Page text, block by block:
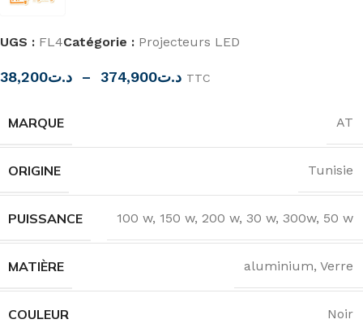
UGS : FL4Catégorie : Projecteurs LED
د.ت38,200 – د.ت374,900 TTC
MARQUE AT
ORIGINE Tunisie
PUISSANCE 100 w, 150 w, 200 w, 30 w, 300w, 50 w
MATIÈRE aluminium, Verre
COULEUR Noir